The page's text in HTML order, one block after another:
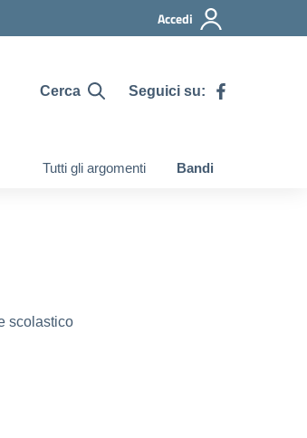
Accedi
Cerca Seguici su:
Tutti gli argomenti Bandi
scolastico